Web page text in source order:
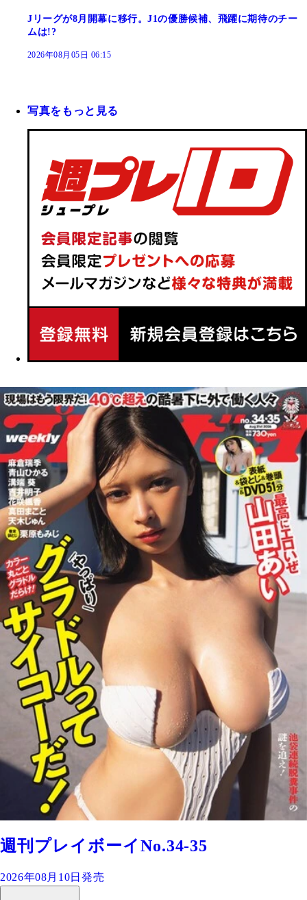
Jリーグが8月開幕に移行。J1の優勝候補、飛躍に期待のチー
ムは!?
2026年08月05日 06:15
写真をもっと見る
週刊プレイボーイNo.34-35
2026年08月10日発売